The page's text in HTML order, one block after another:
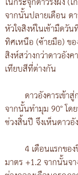
จากนั้นปลายเดือน ด
หัวใจสิงห์ในเช้ามืดวั
ทิศเหนือ (ซ้ายมือ) ขอ
สิงห์สว่างกว่าดาวอัง
เทียบสีที่ต่างกัน
ดาวอังคารเข้
จากนั้นทำมุม 90° โด
ช่วงสิ้นปี จึงเห็นดาวอั
4 เดือนแรกขอ
มาตร +1.2 จากนั้นจ